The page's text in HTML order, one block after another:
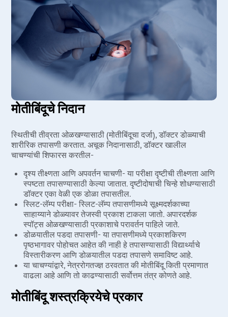
मोतीबिंदूचे निदान
स्थितीची तीव्रता ओळखण्यासाठी (मोतीबिंदूचा दर्जा), डॉक्टर डोळ्याची
शारीरिक तपासणी करतात. अचूक निदानासाठी, डॉक्टर खालील
चाचण्यांची शिफारस करतील-
दृश्य तीक्ष्णता आणि अपवर्तन चाचणी- या परीक्षा दृष्टीची तीक्ष्णता आणि
स्पष्टता तपासण्यासाठी केल्या जातात. दृष्टीदोषाची चिन्हे शोधण्यासाठी
डॉक्टर एका वेळी एक डोळा तपासतील.
स्लिट-लॅम्प परीक्षा- स्लिट-लॅम्प तपासणीमध्ये सूक्ष्मदर्शकाच्या
साहाय्याने डोळ्यावर तेजस्वी प्रकाश टाकला जातो. अपारदर्शक
स्पॉट्स ओळखण्यासाठी प्रकाशाचे परावर्तन पाहिले जाते.
डोळयातील पडदा तपासणी- या तपासणीमध्ये प्रकाशकिरण
पृष्ठभागावर पोहोचत आहेत की नाही हे तपासण्यासाठी विद्यार्थ्याचे
विस्तारीकरण आणि डोळयातील पडदा तपासणे समाविष्ट आहे.
या चाचण्यांद्वारे, नेत्ररोगतज्ज्ञ ठरवतात की मोतीबिंदू किती प्रमाणात
वाढला आहे आणि तो काढण्यासाठी सर्वोत्तम तंत्र कोणते आहे.
मोतीबिंदू शस्त्रक्रियेचे प्रकार